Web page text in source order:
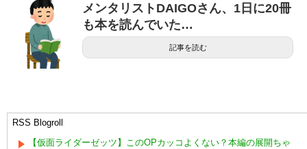
メンタリストDAIGOさん、1日に20冊
も本を読んでいた…
記事を読む
RSS Blogroll
【仮面ライダーゼッツ】このOPカッコよくない？本編の展開ちゃ